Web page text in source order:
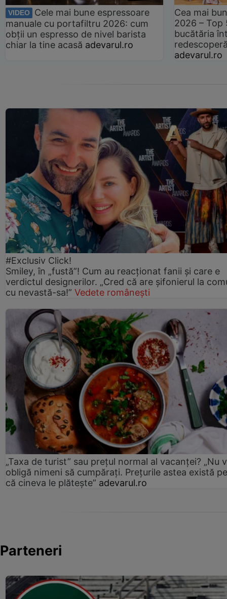
VIDEO
Cele mai bune espressoare
manuale cu portafiltru 2026: cum
obții un espresso de nivel barista
chiar la tine acasă adevarul.ro
Cea mai
2026 –
bucătăria
adevarul.ro
#Exclusiv Click!
Smiley, în „fustă”! Cum au reacționat fanii și care e
verdictul designerilor. „Cred că are șifonierul la
cu nevastă-sa!” Vedete românești
„Taxa de turist” sau prețul normal al vacanței? „Nu
obligă nimeni să cumpărați. Prețurile astea există
că cineva le plătește” adevarul.ro
Parteneri